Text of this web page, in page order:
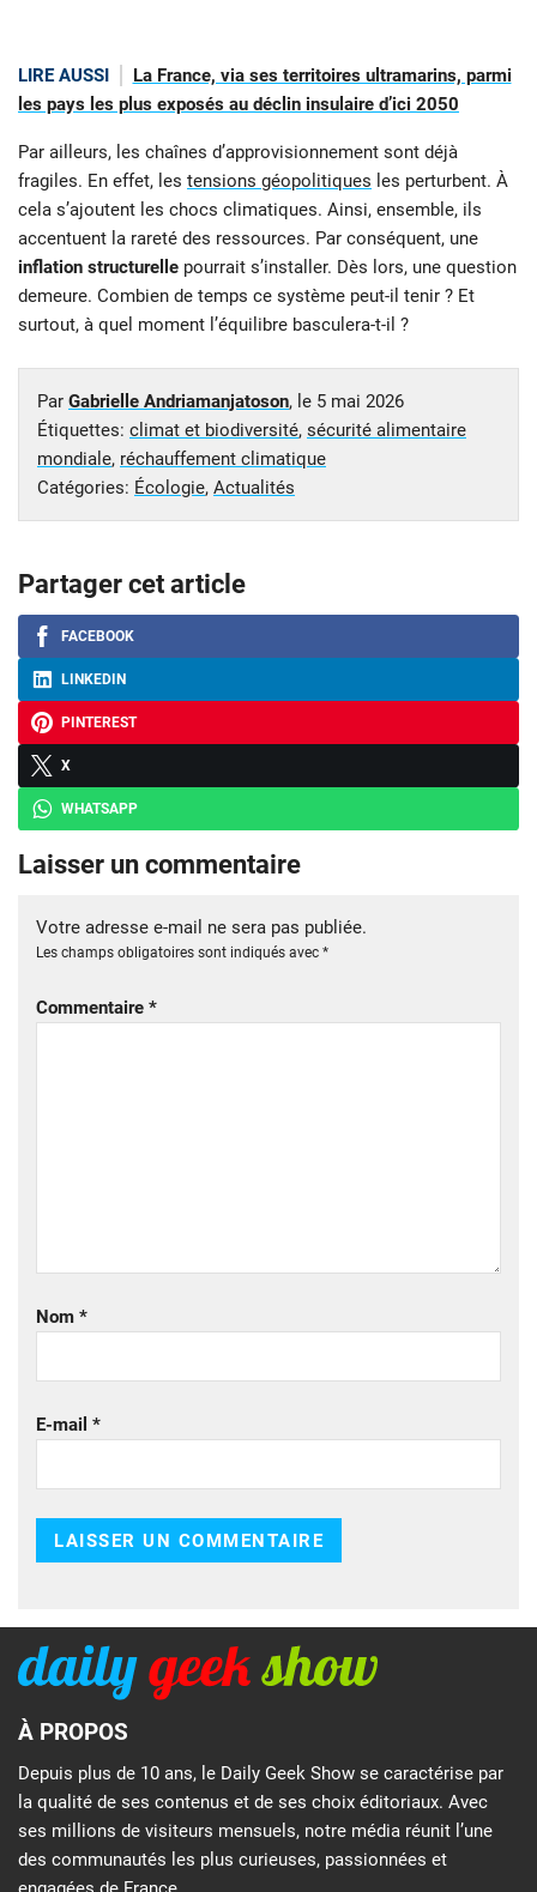
LIRE AUSSI
La France, via ses territoires ultramarins, parmi
les pays les plus exposés au déclin insulaire d’ici 2050
Par ailleurs, les chaînes d’approvisionnement sont déjà
fragiles. En effet, les tensions géopolitiques les perturbent. À
cela s’ajoutent les chocs climatiques. Ainsi, ensemble, ils
accentuent la rareté des ressources. Par conséquent, une
inflation structurelle pourrait s’installer. Dès lors, une question
demeure. Combien de temps ce système peut-il tenir ? Et
surtout, à quel moment l’équilibre basculera-t-il ?
Par Gabrielle Andriamanjatoson, le 5 mai 2026
Étiquettes: climat et biodiversité, sécurité alimentaire
mondiale, réchauffement climatique
Catégories: Écologie, Actualités
Partager cet article
FACEBOOK
LINKEDIN
PINTEREST
X
WHATSAPP
Laisser un commentaire
Votre adresse e-mail ne sera pas publiée.
Les champs obligatoires sont indiqués avec *
Commentaire *
Nom *
E-mail *
À PROPOS
Depuis plus de 10 ans, le Daily Geek Show se caractérise par
la qualité de ses contenus et de ses choix éditoriaux. Avec
ses millions de visiteurs mensuels, notre média réunit l’une
des communautés les plus curieuses, passionnées et